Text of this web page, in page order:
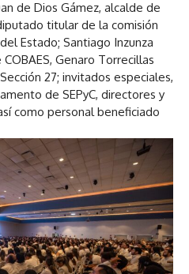
de Dios Gámez, alcalde de
titular de la comisión
Estado; Santiago Inzunza
Genaro Torrecillas
27; invitados especiales,
de SEPyC, directores y
como personal beneficiado